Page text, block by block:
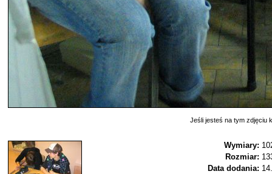
Jeśli jesteś na tym zdjęciu
Wymiary:
Rozmiar:
Data dodania: